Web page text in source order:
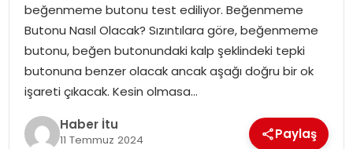
SPOR
YAŞAM
beğenmeme butonu test ediliyor. Beğenmeme
Butonu Nasıl Olacak? Sızıntılara göre, beğenmeme
butonu, beğen butonundaki kalp şeklindeki tepki
butonuna benzer olacak ancak aşağı doğru bir ok
işareti çıkacak. Kesin olmasa…
Haber İtu
11 Temmuz 2024 Paylaş